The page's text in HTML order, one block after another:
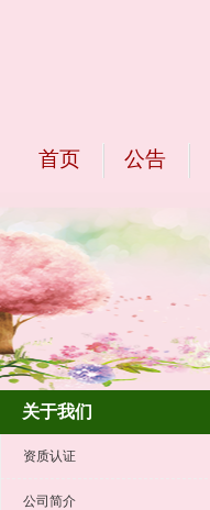
首页 公告
关于我们
资质认证
公司简介